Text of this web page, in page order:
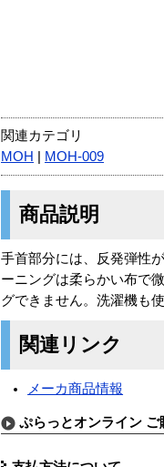
関連カテゴリ
MOH
MOH-009
商品説明
手首部分には、反発弾性
ーニングは柔らかい布で
グできません。洗濯機も
関連リンク
メーカ商品情報
ぷらっとオンライン